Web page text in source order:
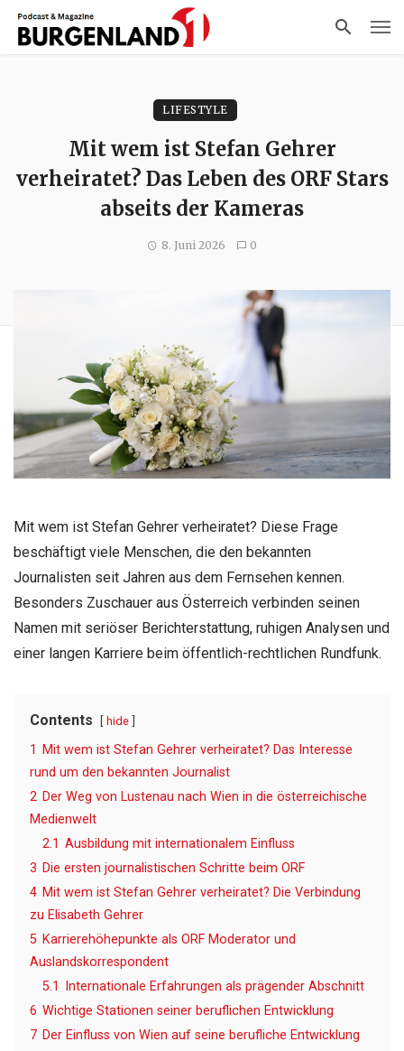
LIFESTYLE
Mit wem ist Stefan Gehrer
verheiratet? Das Leben des ORF Stars
abseits der Kameras
8. Juni 2026 0
Mit wem ist Stefan Gehrer verheiratet? Diese Frage
beschäftigt viele Menschen, die den bekannten
Journalisten seit Jahren aus dem Fernsehen kennen.
Besonders Zuschauer aus Österreich verbinden seinen
Namen mit seriöser Berichterstattung, ruhigen Analysen und
einer langen Karriere beim öffentlich-rechtlichen Rundfunk.
Contents hide
1
Mit wem ist Stefan Gehrer verheiratet? Das Interesse
rund um den bekannten Journalist
2 Der Weg von Lustenau nach Wien in die österreichische
Medienwelt
2.1 Ausbildung mit internationalem Einfluss
3 Die ersten journalistischen Schritte beim ORF
4 Mit wem ist Stefan Gehrer verheiratet? Die Verbindung
zu Elisabeth Gehrer
5 Karrierehöhepunkte als ORF Moderator und
Auslandskorrespondent
5.1
Internationale Erfahrungen als prägender Abschnitt
6 Wichtige Stationen seiner beruflichen Entwicklung
7 Der Einfluss von Wien auf seine berufliche Entwicklung